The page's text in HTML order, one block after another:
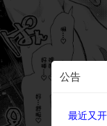
公告
最近又